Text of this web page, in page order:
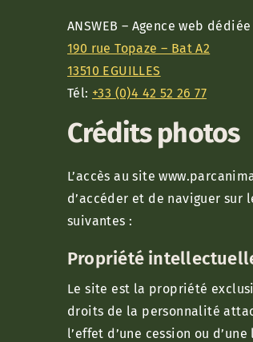
ANSWEB – Agence web dédiée
190 rue Topaze – Bat A2
13510 EGUILLES
Tél: +33 (0)4 42 52 26 77
Crédits photos
L’accès au site
d’accéder et de naviguer
suivantes :
Propriété
Le site est la propriété
droits de la personnalité
l’effet d’une cession ou